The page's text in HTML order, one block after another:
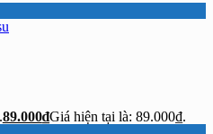
89.000₫Giá hiện tại là: 89.000₫.